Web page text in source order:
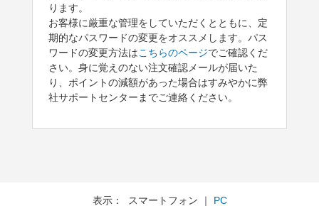
ります。
お客様に厳重な管理をしていただくとともに、定
期的なパスワードの変更をオススメします。パス
ワードの変更方法はこちらのページでご確認くだ
さい。身に覚えのない注文確認メールが届いた
り、ポイントの減額があった場合はすみやかに弊
社サポートセンターまでご連絡ください。
表示： スマートフォン ｜ PC